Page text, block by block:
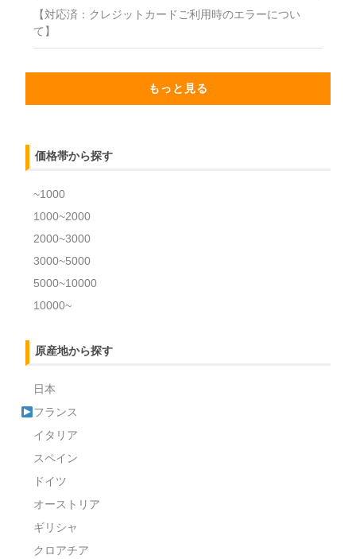
【対応済：クレジットカードご利用時のエラーについ
て】
もっと見る
価格帯から探す
~1000
1000~2000
2000~3000
3000~5000
5000~10000
10000~
原産地から探す
日本
フランス
イタリア
スペイン
ドイツ
オーストリア
ギリシャ
クロアチア